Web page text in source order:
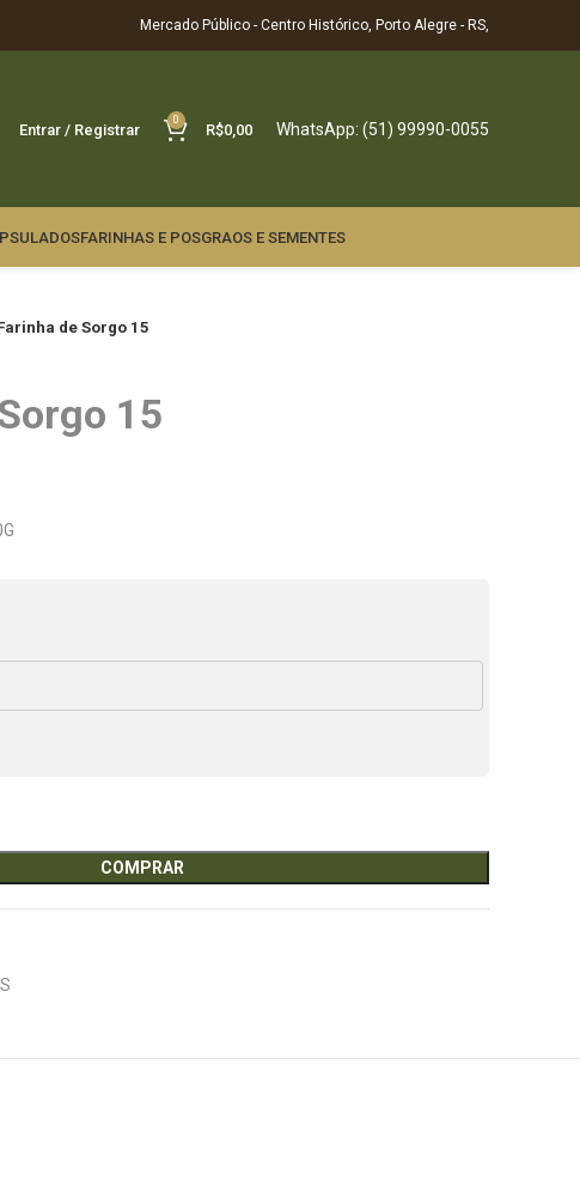
Mercado Público - Centro Histórico, Porto Alegre - RS,
Entrar / Registrar
0
R$0,00 WhatsApp: (51) 99990-0055
FARINHAS E POSGRAOS E SEMENTES
de Sorgo 15
15
COMPRAR